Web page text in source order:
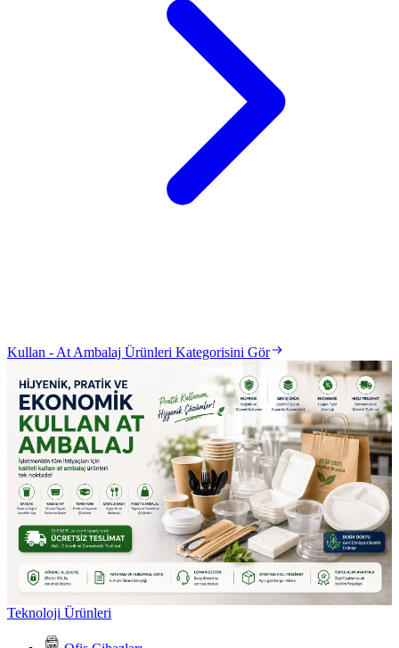
Kullan - At Ambalaj Ürünleri Kategorisini Gör
Teknoloji Ürünleri